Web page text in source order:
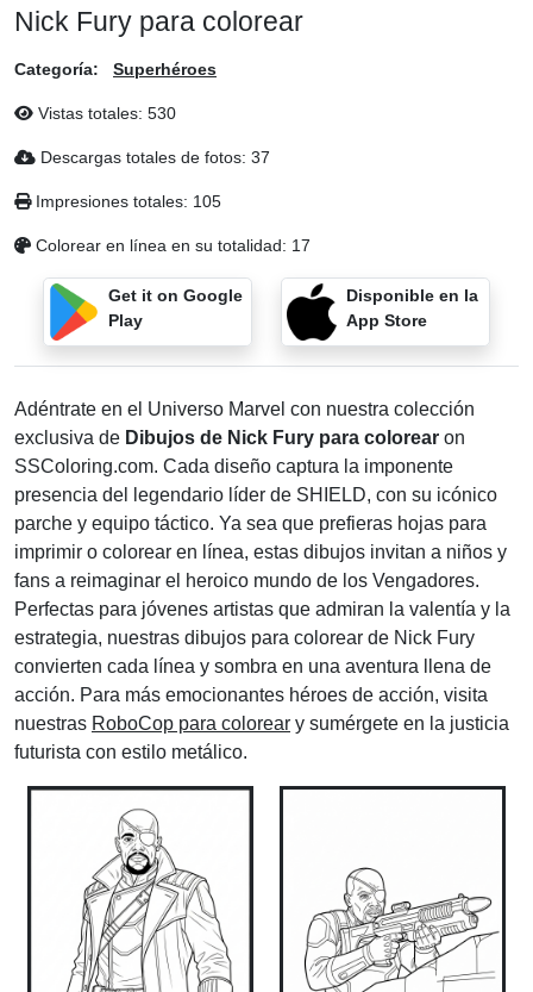
Nick Fury para colorear
Categoría: Superhéroes
Vistas totales: 530
Descargas totales de fotos: 37
Impresiones totales: 105
Colorear en línea en su totalidad: 17
Get it on Google
Play
Disponible en la
App Store
Adéntrate en el Universo Marvel con nuestra colección
exclusiva de Dibujos de Nick Fury para colorear on
SSColoring.com. Cada diseño captura la imponente
presencia del legendario líder de SHIELD, con su icónico
parche y equipo táctico. Ya sea que prefieras hojas para
imprimir o colorear en línea, estas dibujos invitan a niños y
fans a reimaginar el heroico mundo de los Vengadores.
Perfectas para jóvenes artistas que admiran la valentía y la
estrategia, nuestras dibujos para colorear de Nick Fury
convierten cada línea y sombra en una aventura llena de
acción. Para más emocionantes héroes de acción, visita
nuestras RoboCop para colorear y sumérgete en la justicia
futurista con estilo metálico.